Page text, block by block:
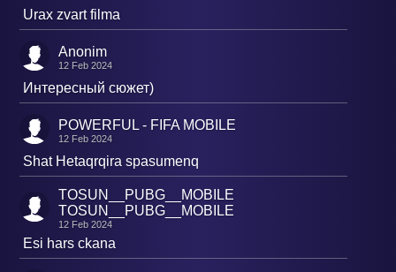
Urax zvart filma
Anonim
12 Feb 2024
Интересный сюжет)
POWERFUL - FIFA MOBILE
12 Feb 2024
Shat Hetaqrqira spasumenq
TOSUN__PUBG__MOBILE
TOSUN__PUBG__MOBILE
12 Feb 2024
Esi hars ckana